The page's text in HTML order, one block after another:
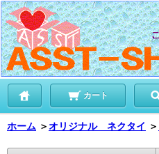
カート
ホーム ＞オリジナル ネクタイ ＞